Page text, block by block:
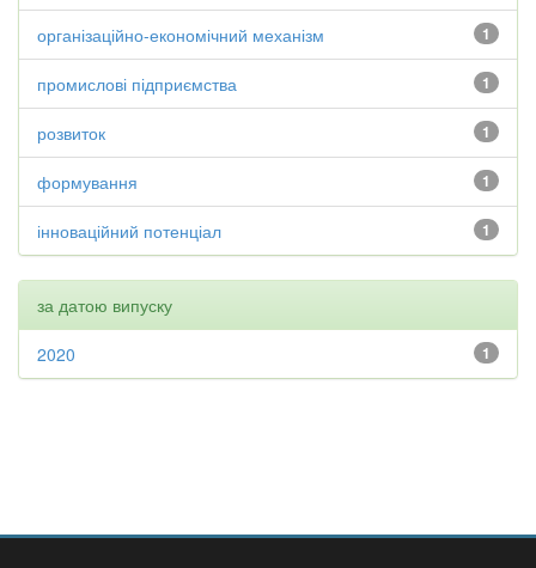
1
організаційно-економічний механізм
1
промислові підприємства
1
розвиток
1
формування
1
інноваційний потенціал
за датою випуску
1
2020